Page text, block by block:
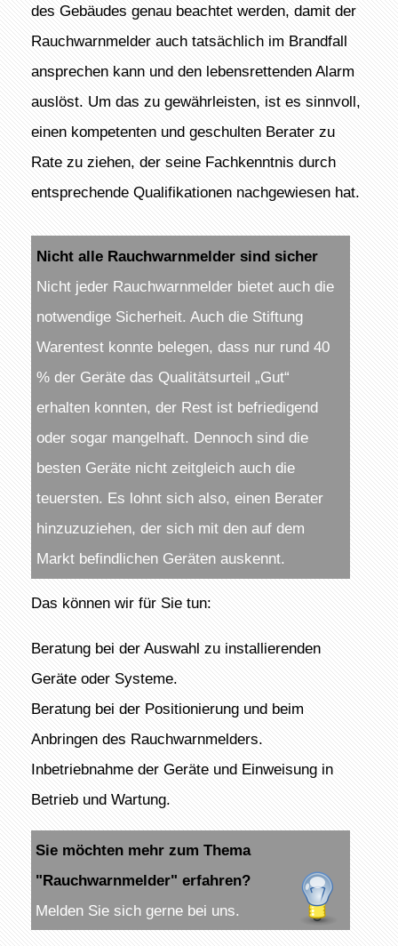
des Gebäudes genau beachtet werden, damit der
Rauchwarnmelder auch tatsächlich im Brandfall
ansprechen kann und den lebensrettenden Alarm
auslöst. Um das zu gewährleisten, ist es sinnvoll,
einen kompetenten und geschulten Berater zu
Rate zu ziehen, der seine Fachkenntnis durch
entsprechende Qualifikationen nachgewiesen hat.
Nicht alle Rauchwarnmelder sind sicher
Nicht jeder Rauchwarnmelder bietet auch die
notwendige Sicherheit. Auch die Stiftung
Warentest konnte belegen, dass nur rund 40
% der Geräte das Qualitätsurteil „Gut“
erhalten konnten, der Rest ist befriedigend
oder sogar mangelhaft. Dennoch sind die
besten Geräte nicht zeitgleich auch die
teuersten. Es lohnt sich also, einen Berater
hinzuzuziehen, der sich mit den auf dem
Markt befindlichen Geräten auskennt.
Das können wir für Sie tun:
Beratung bei der Auswahl zu installierenden
Geräte oder Systeme.
Beratung bei der Positionierung und beim
Anbringen des Rauchwarnmelders.
Inbetriebnahme der Geräte und Einweisung in
Betrieb und Wartung.
Sie möchten mehr zum Thema
"Rauchwarnmelder" erfahren?
Melden Sie sich gerne bei uns.